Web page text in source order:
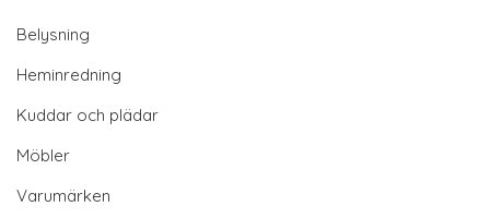
Belysning
Heminredning
Kuddar och plädar
Möbler
Varumärken